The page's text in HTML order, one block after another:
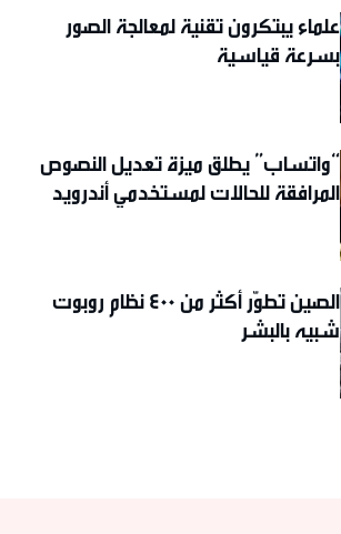
علماء يبتكرون تقنية لمعالجة الصور
بسرعة قياسية
“واتساب” يطلق ميزة تعديل النصوص
المرافقة للحالات لمستخدمي أندرويد
الصين تطوّر أكثر من 400 نظام روبوت
شبيه بالبشر